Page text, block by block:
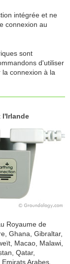
intégrée et ne
connexion au
sont
d'utiliser
connexion à la
l'Irlande
Royaume de
Ghana, Gibraltar,
Macao, Malawi,
Qatar,
Arabes,